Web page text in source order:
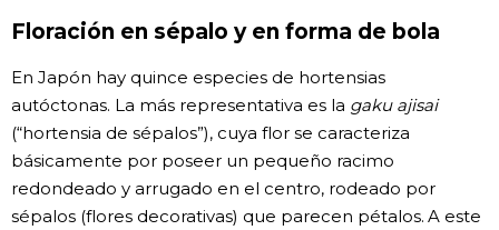
Floración en sépalo y en forma de bola
En Japón hay quince especies de hortensias
autóctonas. La más representativa es la gaku ajisai
(“hortensia de sépalos”), cuya flor se caracteriza
básicamente por poseer un pequeño racimo
redondeado y arrugado en el centro, rodeado por
sépalos (flores decorativas) que parecen pétalos. A este